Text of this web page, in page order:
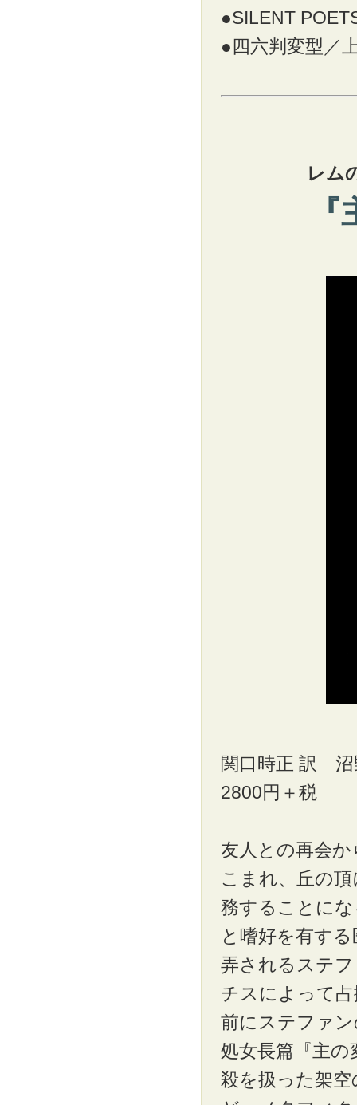
●SILENT
●四六判変型／
レム
関口時正 訳 沼
2800円＋税
友人との再会
こまれ、丘の
務することに
と嗜好を有す
弄されるステ
チスによって
前にステファ
処女長篇『主
殺を扱った架空